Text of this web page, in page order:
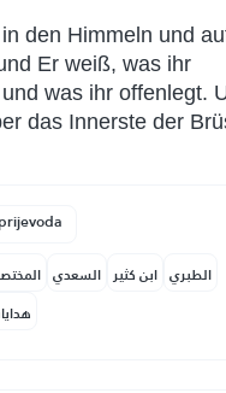
den Himmeln und
Er weiß, was ihr
was ihr offenlegt.
das Innerste der
السعدي ابن كثير الطبري